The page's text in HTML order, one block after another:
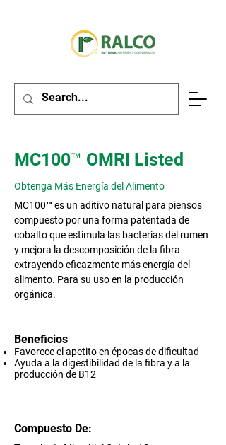
MC100™ OMRI Listed
Obtenga Más Energía del Alimento
MC100™ es un aditivo natural para piensos
compuesto por una forma patentada de
cobalto que estimula las bacterias del rumen
y mejora la descomposición de la fibra
extrayendo eficazmente más energía del
alimento. Para su uso en la producción
orgánica.
Beneficios
Favorece el apetito en épocas de dificultad
Ayuda a la digestibilidad de la fibra y a la
producción de B12
Compuesto De: